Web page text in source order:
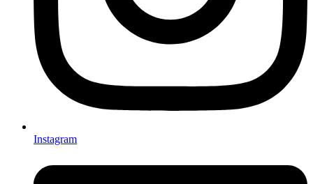
Instagram